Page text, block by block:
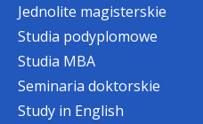
Jednolite magisterskie
Studia podyplomowe
Studia MBA
Seminaria doktorskie
Study in English